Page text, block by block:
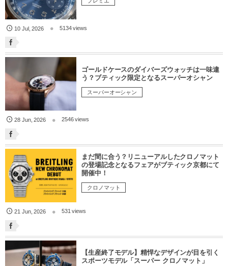
10 Jul,2026 5134 views
ゴールドケースのダイバーズウォッチは一味違
う？ブティック限定となるスーパーオシャン
スーパーオーシャン
28 Jun,2026 2546 views
まだ間に合う？リニューアルしたクロノマット
の登場記念となるフェアがブティック京都にて
開催中！
クロノマット
21 Jun,2026 531 views
【生産終了モデル】精悍なデザインが目を引く
スポーツモデル「スーパー クロノマット」